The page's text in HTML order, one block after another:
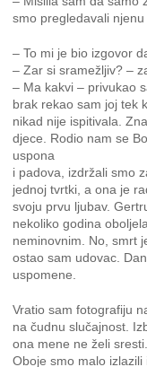
smo pregledavali
– To mi je bio izgovor
– Zar si sramežljiv? –
– Ma kakvi – privukao
brak rekao sam joj tek
nikad nije ispitivala.
djece. Rodio nam se
uspona
i padova, izdržali smo
jednoj tvrtki, a ona je
svoju prvu ljubav.
nekoliko godina
neminovnim. No, smrt
ostao sam udovac.
uspomene.
Vratio sam fotografiju
na čudnu slučajnost.
ona mene ne želi
Oboje smo malo